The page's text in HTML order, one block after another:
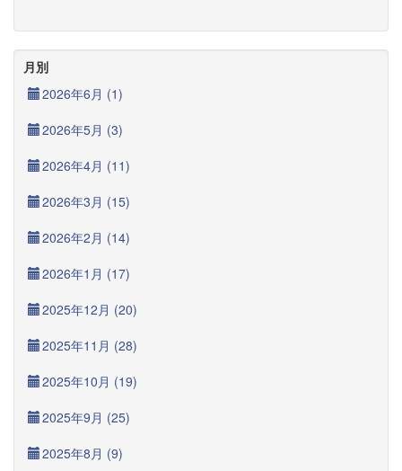
月別
2026年6月 (1)
2026年5月 (3)
2026年4月 (11)
2026年3月 (15)
2026年2月 (14)
2026年1月 (17)
2025年12月 (20)
2025年11月 (28)
2025年10月 (19)
2025年9月 (25)
2025年8月 (9)